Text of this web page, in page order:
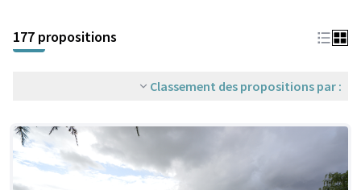
177 propositions
Classement des propositions par :